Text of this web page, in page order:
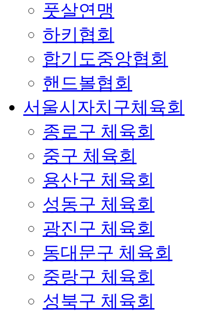
풋살연맹
하키협회
합기도중앙협회
핸드볼협회
서울시자치구체육회
종로구 체육회
중구 체육회
용산구 체육회
성동구 체육회
광진구 체육회
동대문구 체육회
중랑구 체육회
성북구 체육회